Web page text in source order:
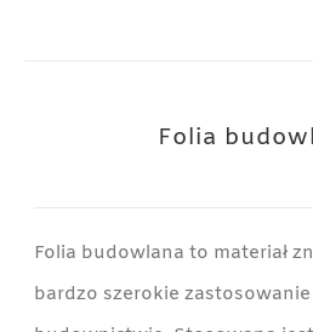
Folia
Folia budowlana to materiał
bardzo szerokie